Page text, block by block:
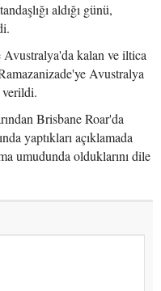
aldığı günü,
Avustralya'da kalan ve iltica
Avustralya
verildi.
Brisbane Roar'da
yaptıkları açıklamada
umudunda olduklarını dile